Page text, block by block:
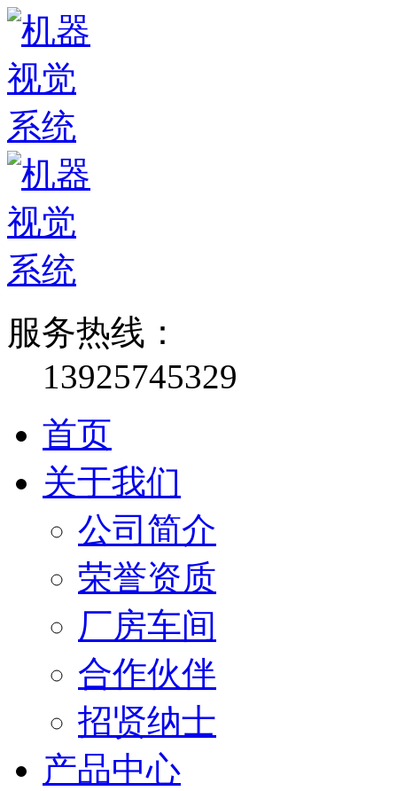
服务热线：
13925745329
首页
关于我们
公司简介
荣誉资质
厂房车间
合作伙伴
招贤纳士
产品中心